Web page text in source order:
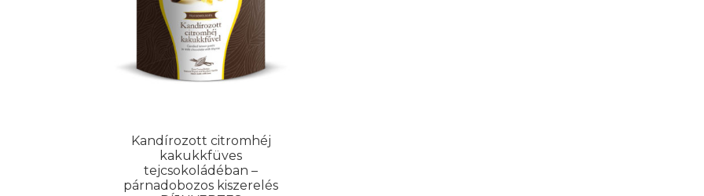
Kandírozott citromhéj
kakukkfüves
tejcsokoládéban –
párnadobozos kiszerelés